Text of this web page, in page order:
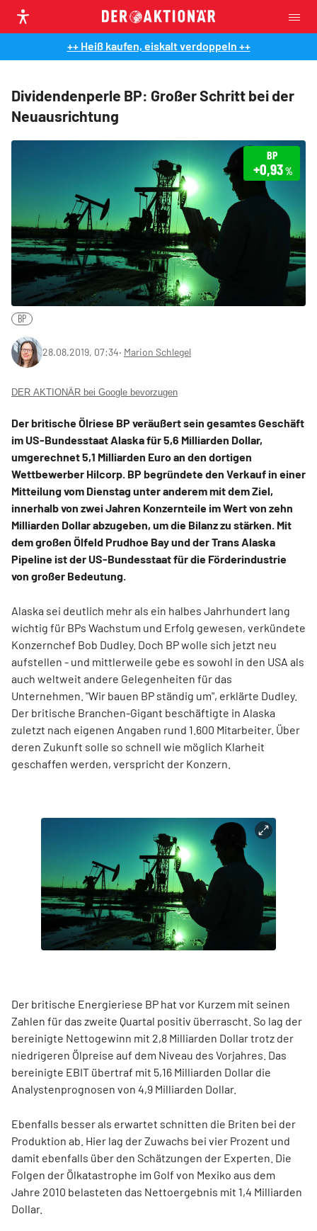
++ Heiß kaufen, eiskalt verdoppeln ++
Dividendenperle BP: Großer Schritt bei der
Neuausrichtung
BP
+0,93%
BP
28.08.2019, 07:34‧ Marion Schlegel
DER AKTIONÄR bei Google bevorzugen
Der britische Ölriese BP veräußert sein gesamtes Geschäft
im US-Bundesstaat Alaska für 5,6 Milliarden Dollar,
umgerechnet 5,1 Milliarden Euro an den dortigen
Wettbewerber Hilcorp. BP begründete den Verkauf in einer
Mitteilung vom Dienstag unter anderem mit dem Ziel,
innerhalb von zwei Jahren Konzernteile im Wert von zehn
Milliarden Dollar abzugeben, um die Bilanz zu stärken. Mit
dem großen Ölfeld Prudhoe Bay und der Trans Alaska
Pipeline ist der US-Bundesstaat für die Förderindustrie
von großer Bedeutung.
Alaska sei deutlich mehr als ein halbes Jahrhundert lang
wichtig für BPs Wachstum und Erfolg gewesen, verkündete
Konzernchef Bob Dudley. Doch BP wolle sich jetzt neu
aufstellen - und mittlerweile gebe es sowohl in den USA als
auch weltweit andere Gelegenheiten für das
Unternehmen. "Wir bauen BP ständig um", erklärte Dudley.
Der britische Branchen-Gigant beschäftigte in Alaska
zuletzt nach eigenen Angaben rund 1.600 Mitarbeiter. Über
deren Zukunft solle so schnell wie möglich Klarheit
geschaffen werden, verspricht der Konzern.
Der britische Energieriese BP hat vor Kurzem mit seinen
Zahlen für das zweite Quartal positiv überrascht. So lag der
bereinigte Nettogewinn mit 2,8 Milliarden Dollar trotz der
niedrigeren Ölpreise auf dem Niveau des Vorjahres. Das
bereinigte EBIT übertraf mit 5,16 Milliarden Dollar die
Analystenprognosen von 4,9 Milliarden Dollar.
Ebenfalls besser als erwartet schnitten die Briten bei der
Produktion ab. Hier lag der Zuwachs bei vier Prozent und
damit ebenfalls über den Schätzungen der Experten. Die
Folgen der Ölkatastrophe im Golf von Mexiko aus dem
Jahre 2010 belasteten das Nettoergebnis mit 1,4 Milliarden
Dollar.